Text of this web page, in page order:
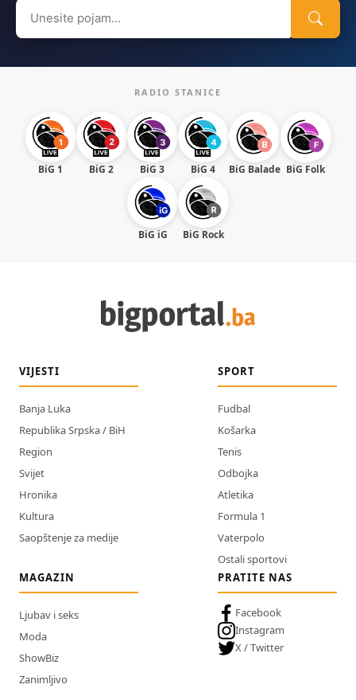
Search
for:
RADIO STANICE
BiG 1 BiG 2 BiG 3 BiG 4 BiG Balade BiG Folk
BiG iG BiG Rock
VIJESTI
Banja Luka
Republika Srpska / BiH
Region
Svijet
Hronika
Kultura
Saopštenje za medije
SPORT
Fudbal
Košarka
Tenis
Odbojka
Atletika
Formula 1
Vaterpolo
Ostali sportovi
MAGAZIN
Ljubav i seks
Moda
ShowBiz
Zanimljivo
PRATITE NAS
Facebook
Instagram
X / Twitter